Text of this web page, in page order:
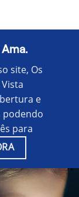
site, Os
e
podendo
para